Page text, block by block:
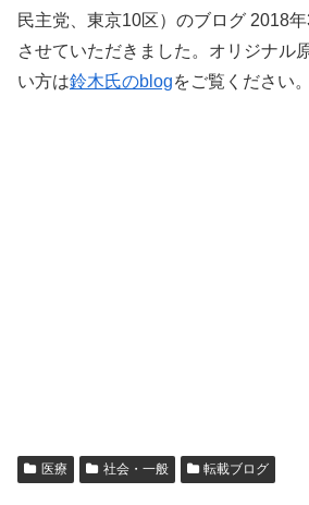
民主党、東京10区）のブログ 2018
させていただきました。オリジナル
い方は鈴木氏のblogをご覧ください。
医療 社会・一般 転載ブログ